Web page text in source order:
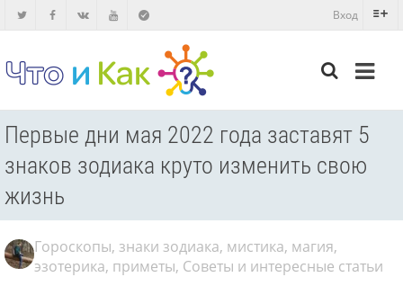
Вход
Первые дни мая 2022 года заставят 5
знаков зодиака круто изменить свою
жизнь
Гороскопы, знаки зодиака, мистика, магия,
эзотерика, приметы, Советы и интересные статьи